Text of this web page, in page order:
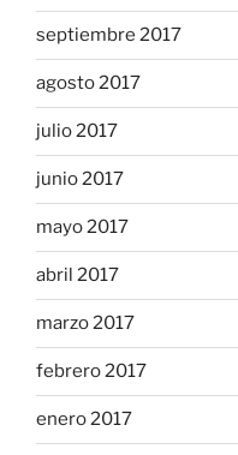
septiembre 2017
agosto 2017
julio 2017
junio 2017
mayo 2017
abril 2017
marzo 2017
febrero 2017
enero 2017